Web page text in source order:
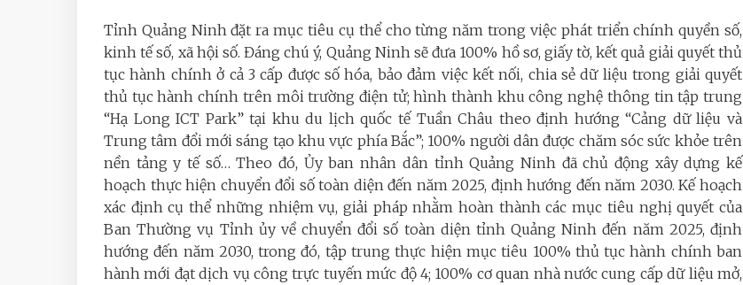
Tỉnh Quảng Ninh đặt ra mục tiêu cụ thể cho từng năm trong việc phát triển chính quyền số,
kinh tế số, xã hội số. Đáng chú ý, Quảng Ninh sẽ đưa 100% hồ sơ, giấy tờ, kết quả giải quyết thủ
tục hành chính ở cả 3 cấp được số hóa, bảo đảm việc kết nối, chia sẻ dữ liệu trong giải quyết
thủ tục hành chính trên môi trường điện tử; hình thành khu công nghệ thông tin tập trung
“Hạ Long ICT Park” tại khu du lịch quốc tế Tuần Châu theo định hướng “Cảng dữ liệu và
Trung tâm đổi mới sáng tạo khu vực phía Bắc”; 100% người dân được chăm sóc sức khỏe trên
nền tảng y tế số… Theo đó, Ủy ban nhân dân tỉnh Quảng Ninh đã chủ động xây dựng kế
hoạch thực hiện chuyển đổi số toàn diện đến năm 2025, định hướng đến năm 2030. Kế hoạch
xác định cụ thể những nhiệm vụ, giải pháp nhằm hoàn thành các mục tiêu nghị quyết của
Ban Thường vụ Tỉnh ủy về chuyển đổi số toàn diện tỉnh Quảng Ninh đến năm 2025, định
hướng đến năm 2030, trong đó, tập trung thực hiện mục tiêu 100% thủ tục hành chính ban
hành mới đạt dịch vụ công trực tuyến mức độ 4; 100% cơ quan nhà nước cung cấp dữ liệu mở,